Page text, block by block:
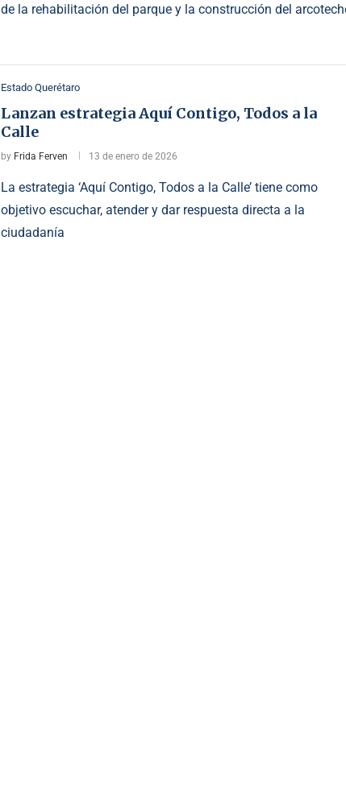
de la rehabilitación del parque y la construcción del
Estado Querétaro
Lanzan estrategia Aquí Contigo, Todos a la
Calle
by Frida Ferven 13 de enero de 2026
La estrategia ‘Aquí Contigo, Todos a la Calle’ tiene como
objetivo escuchar, atender y dar respuesta directa a la
ciudadanía